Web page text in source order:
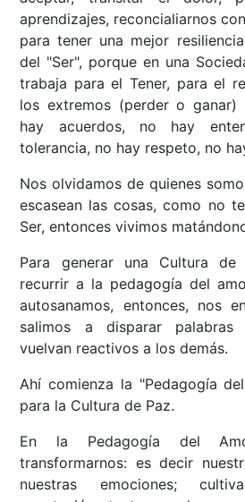
aprendizajes, reconcialiarnos
para tener una mejor
del "Ser", porque en una
trabaja para el Tener, para el
los extremos (perder o
hay acuerdos, no hay
tolerancia, no hay respeto, no
Nos olvidamos de quienes
escasean las cosas, como no
Ser, entonces vivimos
Para generar una Cultura de
recurrir a la pedagogía del
autosanamos, entonces, nos
salimos a disparar
vuelvan reactivos a los demás.
Ahí comienza la "Pedagogía
para la Cultura de Paz.
En la Pedagogía del
transformarnos: es decir
nuestras emociones;